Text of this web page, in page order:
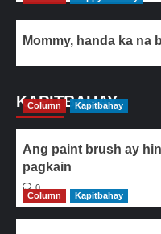
Mommy, handa ka na
KAPITBAHAY
Column Kapitbahay
Ang paint brush ay
pagkain
0
Column
Kapitbahay